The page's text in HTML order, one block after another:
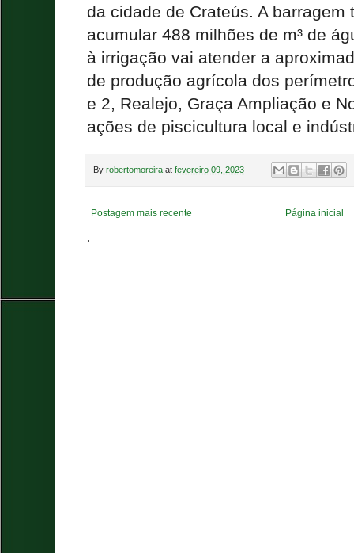
da cidade de Crateús. A barragem
acumular 488 milhões de m³ de
à irrigação vai atender a
de produção agrícola dos
e 2, Realejo, Graça Ampliação e
ações de piscicultura local e
By robertomoreira at fevereiro 09, 2023
Postagem mais recente Página inicial
.